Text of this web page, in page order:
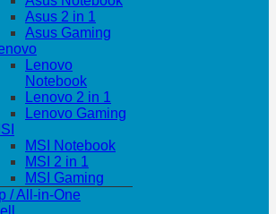
Asus 2 in 1
Asus Gaming
Lenovo
Notebook
Lenovo 2 in 1
Lenovo Gaming
MSI Notebook
MSI 2 in 1
MSI Gaming
/ All-in-One